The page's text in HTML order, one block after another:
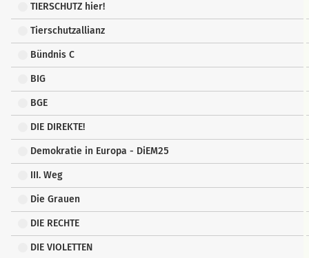
TIERSCHUTZ hier!
Tierschutzallianz
Bündnis C
BIG
BGE
DIE DIREKTE!
Demokratie in Europa - DiEM25
III. Weg
Die Grauen
DIE RECHTE
DIE VIOLETTEN